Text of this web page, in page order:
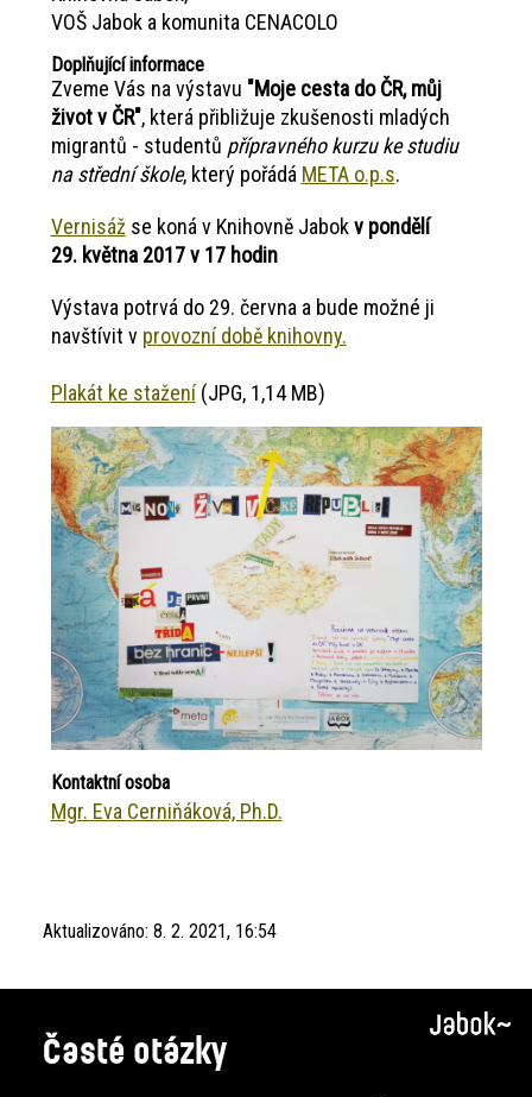
VOŠ Jabok a komunita CENACOLO
Doplňující informace
Zveme Vás na výstavu "Moje cesta do ČR, můj
život v ČR", která přibližuje zkušenosti mladých
migrantů - studentů přípravného kurzu ke studiu
na střední škole, který pořádá META o.p.s.
Vernisáž se koná v Knihovně Jabokv pondělí
29. května 2017 v 17 hodin
Výstava potrvá do 29. června a bude možné ji
navštívit v provozní době knihovny.
Plakát ke stažení(JPG, 1,14 MB)
Kontaktní osoba
Mgr. Eva Cerniňáková, Ph.D.
Aktualizováno: 8. 2. 2021, 16:54
Časté otázky